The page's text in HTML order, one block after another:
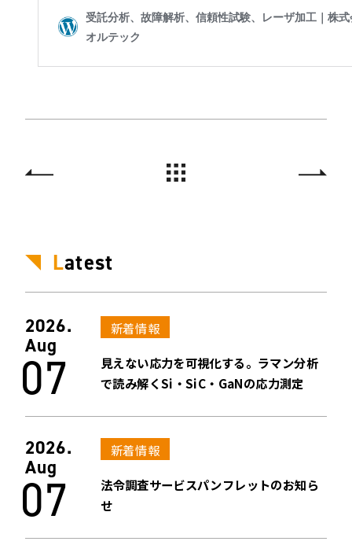
Latest
2026.
Aug
07
新着情報
見えない応力を可視化する。ラマン分析
で読み解くSi・SiC・GaNの応力測定
2026.
Aug
07
新着情報
法令調査サービスパンフレットのお知ら
せ